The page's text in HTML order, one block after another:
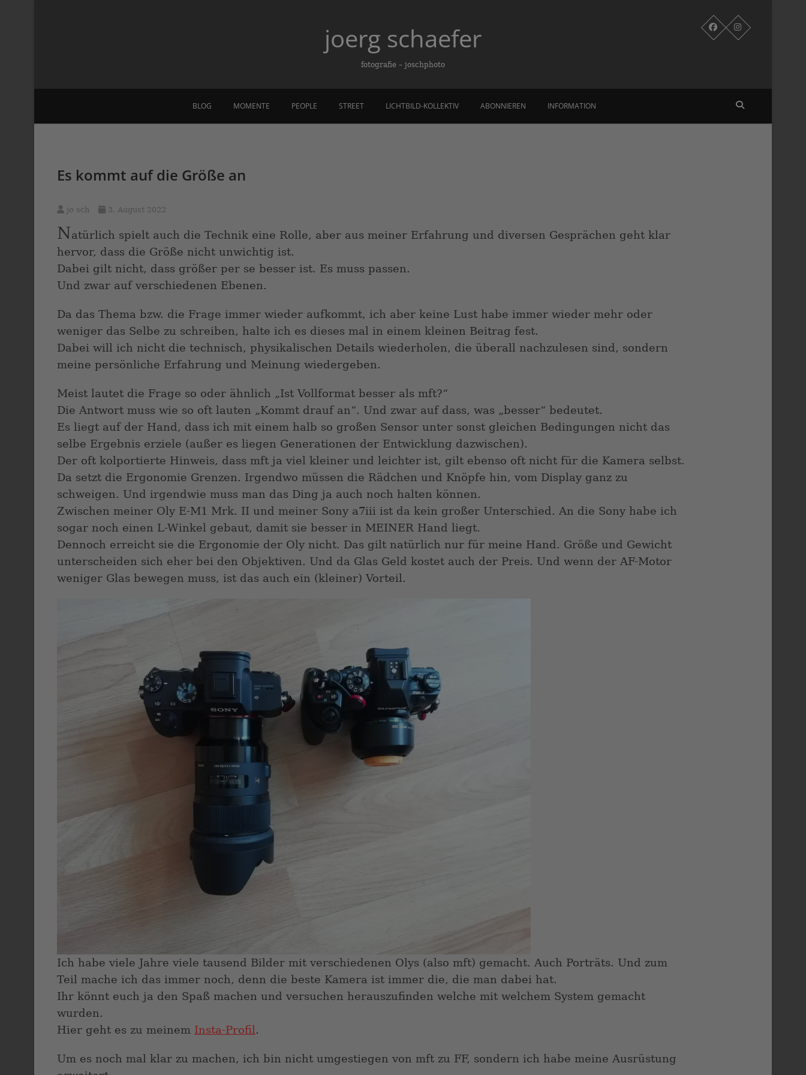
joerg schaefer
fotografie – joschphoto
BLOG MOMENTE PEOPLE STREET LICHTBILD-KOLLEKTIV ABONNIEREN INFORMATION
Es kommt auf die Größe an
jo sch 3. August 2022
Natürlich spielt auch die Technik eine Rolle, aber aus meiner Erfahrung und diversen Gesprächen geht klar
hervor, dass die Größe nicht unwichtig ist.
Dabei gilt nicht, dass größer per se besser ist. Es muss passen.
Und zwar auf verschiedenen Ebenen.
Da das Thema bzw. die Frage immer wieder aufkommt, ich aber keine Lust habe immer wieder mehr oder
weniger das Selbe zu schreiben, halte ich es dieses mal in einem kleinen Beitrag fest.
Dabei will ich nicht die technisch, physikalischen Details wiederholen, die überall nachzulesen sind, sondern
meine persönliche Erfahrung und Meinung wiedergeben.
Meist lautet die Frage so oder ähnlich „Ist Vollformat besser als mft?“
Die Antwort muss wie so oft lauten „Kommt drauf an“. Und zwar auf dass, was „besser“ bedeutet.
Es liegt auf der Hand, dass ich mit einem halb so großen Sensor unter sonst gleichen Bedingungen nicht das
selbe Ergebnis erziele (außer es liegen Generationen der Entwicklung dazwischen).
Der oft kolportierte Hinweis, dass mft ja viel kleiner und leichter ist, gilt ebenso oft nicht für die Kamera selbst.
Da setzt die Ergonomie Grenzen. Irgendwo müssen die Rädchen und Knöpfe hin, vom Display ganz zu
schweigen. Und irgendwie muss man das Ding ja auch noch halten können.
Zwischen meiner Oly E-M1 Mrk. II und meiner Sony a7iii ist da kein großer Unterschied. An die Sony habe ich
sogar noch einen L-Winkel gebaut, damit sie besser in MEINER Hand liegt.
Dennoch erreicht sie die Ergonomie der Oly nicht. Das gilt natürlich nur für meine Hand. Größe und Gewicht
unterscheiden sich eher bei den Objektiven. Und da Glas Geld kostet auch der Preis. Und wenn der AF-Motor
weniger Glas bewegen muss, ist das auch ein (kleiner) Vorteil.
Ich habe viele Jahre viele tausend Bilder mit verschiedenen Olys (also mft) gemacht. Auch Porträts. Und zum
Teil mache ich das immer noch, denn die beste Kamera ist immer die, die man dabei hat.
Ihr könnt euch ja den Spaß machen und versuchen herauszufinden welche mit welchem System gemacht
wurden.
Hier geht es zu meinem Insta-Profil.
Um es noch mal klar zu machen, ich bin nicht umgestiegen von mft zu FF, sondern ich habe meine Ausrüstung